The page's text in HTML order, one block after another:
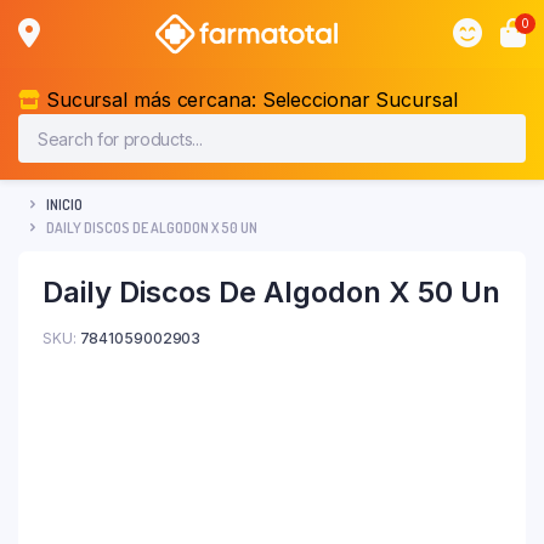
0
Sucursal más cercana: Seleccionar Sucursal
INICIO
DAILY DISCOS DE ALGODON X 50 UN
Daily Discos De Algodon X 50 Un
SKU: 7841059002903